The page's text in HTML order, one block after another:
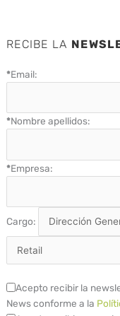
RECIBE LA
*Email:
*Nombre apellidos:
*Empresa:
Cargo:
Acepto recibir la
News conforme a la